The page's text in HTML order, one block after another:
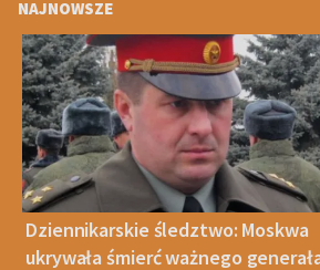
NAJNOWSZE
Dziennikarskie śledztwo: Moskwa
ukrywała śmierć ważnego